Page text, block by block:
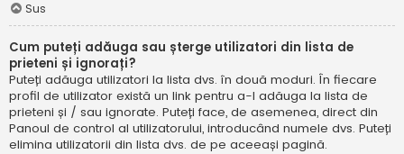
Sus
Cum puteți adăuga sau șterge utilizatori din lista de
prieteni și ignorați?
Puteți adăuga utilizatori la lista dvs. în două moduri. În fiecare
profil de utilizator există un link pentru a-l adăuga la lista de
prieteni și / sau ignorate. Puteți face, de asemenea, direct din
Panoul de control al utilizatorului, introducând numele dvs. Puteți
elimina utilizatorii din lista dvs. de pe aceeași pagină.